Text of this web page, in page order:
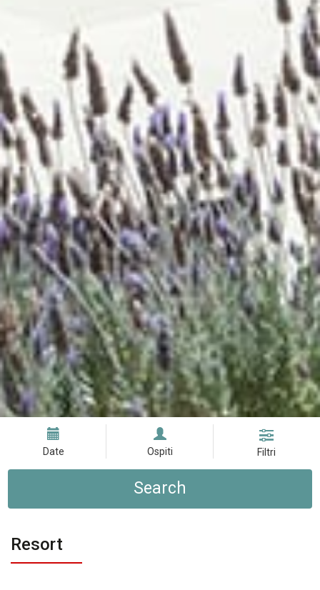
Date Ospiti Filtri
Search
Resort